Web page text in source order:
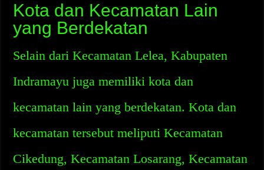
Kota dan Kecamatan Lain
yang Berdekatan
Selain dari Kecamatan Lelea, Kabupaten
Indramayu juga memiliki kota dan
kecamatan lain yang berdekatan. Kota dan
kecamatan tersebut meliputi Kecamatan
Cikedung, Kecamatan Losarang, Kecamatan